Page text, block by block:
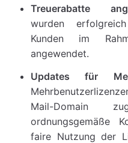
Treuerabatte
wurden
Kunden im
angewendet.
Updates für
Mail-Domain
ordnungsgemäße
faire Nutzung der